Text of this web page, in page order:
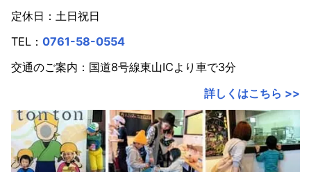
2020年
2019年
2018年
2016年
2015年
定休日：土日祝日
TEL： 0761-58-0554
交通のご案内：国道8号線東山ICより車で3分
詳しくはこちら >>